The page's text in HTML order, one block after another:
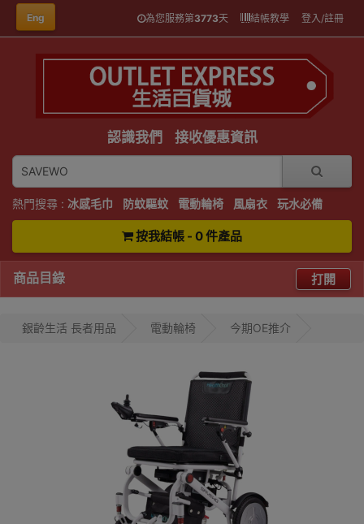
Eng 為您服務第3773天 結帳教學 登入/註冊
認識我們 接收優惠資訊
熱門搜尋 : 冰感毛巾 防蚊驅蚊 電動輪椅 風扇衣 玩水必備
按我結帳 - 0 件產品
商品目錄 打開
銀齡生活 長者用品 電動輪椅 今期OE推介